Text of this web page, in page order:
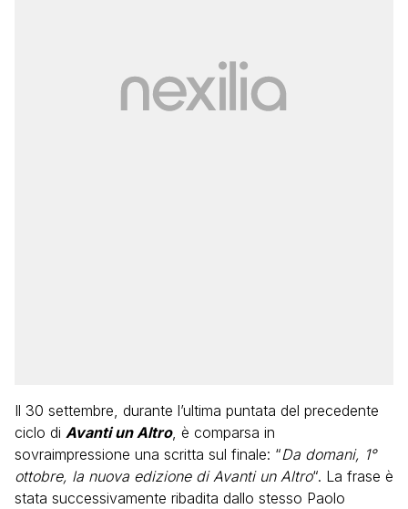
Il 30 settembre, durante l’ultima puntata del precedente
ciclo di Avanti un Altro, è comparsa in
sovraimpressione una scritta sul finale: “Da domani, 1°
ottobre, la nuova edizione di Avanti un Altro“. La frase è
stata successivamente ribadita dallo stesso Paolo